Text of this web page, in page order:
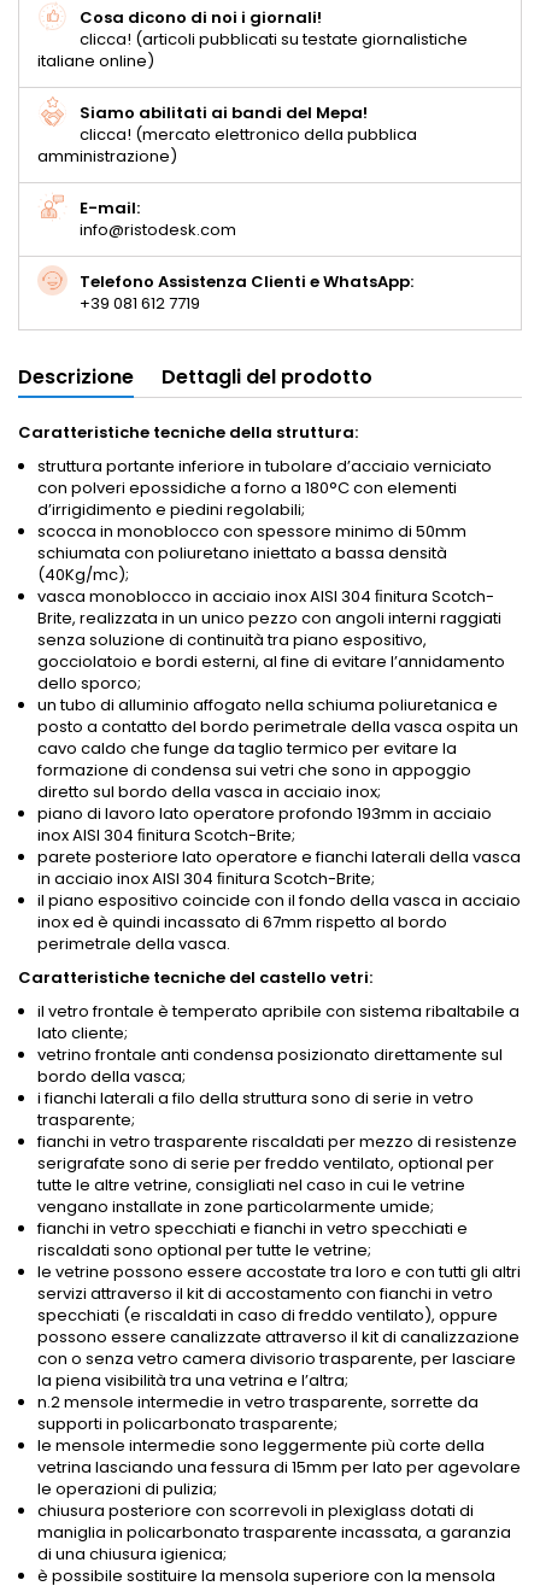
Cosa dicono di noi i giornali!
clicca! (articoli pubblicati su testate giornalistiche
italiane online)
Siamo abilitati ai bandi del Mepa!
clicca! (mercato elettronico della pubblica
amministrazione)
E-mail:
info@ristodesk.com
Telefono Assistenza Clienti e WhatsApp:
+39 081 612 7719
Descrizione Dettagli del prodotto
Caratteristiche tecniche della struttura:
struttura portante inferiore in tubolare d’acciaio verniciato
con polveri epossidiche a forno a 180°C con elementi
d’irrigidimento e piedini regolabili;
scocca in monoblocco con spessore minimo di 50mm
schiumata con poliuretano iniettato a bassa densità
(40Kg/mc);
vasca monoblocco in acciaio inox AISI 304 ﬁnitura Scotch-
Brite, realizzata in un unico pezzo con angoli interni raggiati
senza soluzione di continuità tra piano espositivo,
gocciolatoio e bordi esterni, al fine di evitare l’annidamento
dello sporco;
un tubo di alluminio affogato nella schiuma poliuretanica e
posto a contatto del bordo perimetrale della vasca ospita un
cavo caldo che funge da taglio termico per evitare la
formazione di condensa sui vetri che sono in appoggio
diretto sul bordo della vasca in acciaio inox;
piano di lavoro lato operatore profondo 193mm in acciaio
inox AISI 304 ﬁnitura Scotch-Brite;
parete posteriore lato operatore e fianchi laterali della vasca
in acciaio inox AISI 304 ﬁnitura Scotch-Brite;
il piano espositivo coincide con il fondo della vasca in acciaio
inox ed è quindi incassato di 67mm rispetto al bordo
perimetrale della vasca.
Caratteristiche tecniche del castello vetri:
il vetro frontale è temperato apribile con sistema ribaltabile a
lato cliente;
vetrino frontale anti condensa posizionato direttamente sul
bordo della vasca;
i fianchi laterali a filo della struttura sono di serie in vetro
trasparente;
fianchi in vetro trasparente riscaldati per mezzo di resistenze
serigrafate sono di serie per freddo ventilato, optional per
tutte le altre vetrine, consigliati nel caso in cui le vetrine
vengano installate in zone particolarmente umide;
fianchi in vetro specchiati e fianchi in vetro specchiati e
riscaldati sono optional per tutte le vetrine;
le vetrine possono essere accostate tra loro e con tutti gli altri
servizi attraverso il kit di accostamento con fianchi in vetro
specchiati (e riscaldati in caso di freddo ventilato), oppure
possono essere canalizzate attraverso il kit di canalizzazione
con o senza vetro camera divisorio trasparente, per lasciare
la piena visibilità tra una vetrina e l’altra;
n.2 mensole intermedie in vetro trasparente, sorrette da
supporti in policarbonato trasparente;
le mensole intermedie sono leggermente più corte della
vetrina lasciando una fessura di 15mm per lato per agevolare
le operazioni di pulizia;
chiusura posteriore con scorrevoli in plexiglass dotati di
maniglia in policarbonato trasparente incassata, a garanzia
di una chiusura igienica;
è possibile sostituire la mensola superiore con la mensola